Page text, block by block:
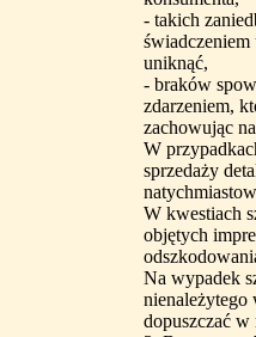
- takich
uniknąć,
- braków
zdarzeniem,
zachowując
W
sprzedaży
W kwestiach
objętych
Na wypadek
nienależytego
dopuszczać